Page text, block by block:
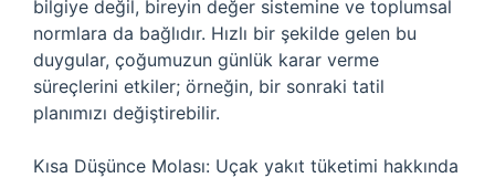
bilgiye değil, bireyin değer sistemine ve toplumsal
normlara da bağlıdır. Hızlı bir şekilde gelen bu
duygular, çoğumuzun günlük karar verme
süreçlerini etkiler; örneğin, bir sonraki tatil
planımızı değiştirebilir.
Kısa Düşünce Molası: Uçak yakıt tüketimi hakkında